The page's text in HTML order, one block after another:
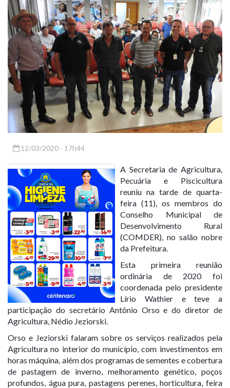
12/03/2020 - 17h44
A Secretaria de Agricultura,
Pecuária e Piscicultura
reuniu na tarde de quarta-
feira (11), os membros do
Conselho Municipal de
Desenvolvimento Rural
(COMDER), no salão nobre
da Prefeitura.
Esta primeira reunião
ordinária de 2020 foi
coordenada pelo presidente
Lírio Wathier e teve a
participação do secretário Antônio Orso e do diretor de
Agricultura, Nédio Jeziorski.
Orso e Jeziorski falaram sobre os serviços realizados pela
Agricultura no interior do município, com investimentos em
horas máquina, além dos programas de sementes e cobertura
de pastagem de inverno, melhoramento genético, poços
profundos, água pura, pastagens perenes, horticultura, feira